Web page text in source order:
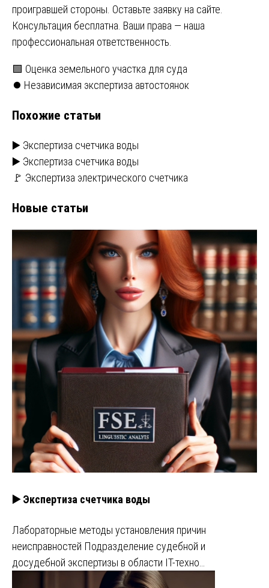
проигравшей стороны. Оставьте заявку на сайте.
Консультация бесплатна. Ваши права — наша
профессиональная ответственность.
Навигация
записям
🟩 Оценка земельного участка для суда
⏺️ Независимая экспертиза автостоянок
Похожие статьи
▶️ Экспертиза счетчика воды
▶️ Экспертиза счетчика воды
🚩 Экспертиза электрического счетчика
Новые статьи
▶️ Экспертиза счетчика воды
Лабораторные методы установления причин
неисправностей Подразделение судебной и
досудебной экспертизы в области IT-техно…